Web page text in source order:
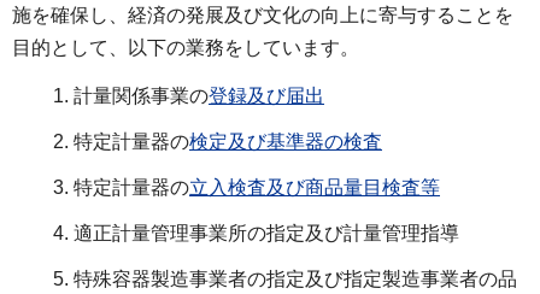
施を確保し、経済の発展及び文化の向上に寄与することを
目的として、以下の業務をしています。
計量関係事業の登録及び届出
特定計量器の検定及び基準器の検査
特定計量器の立入検査及び商品量目検査等
適正計量管理事業所の指定及び計量管理指導
特殊容器製造事業者の指定及び指定製造事業者の品